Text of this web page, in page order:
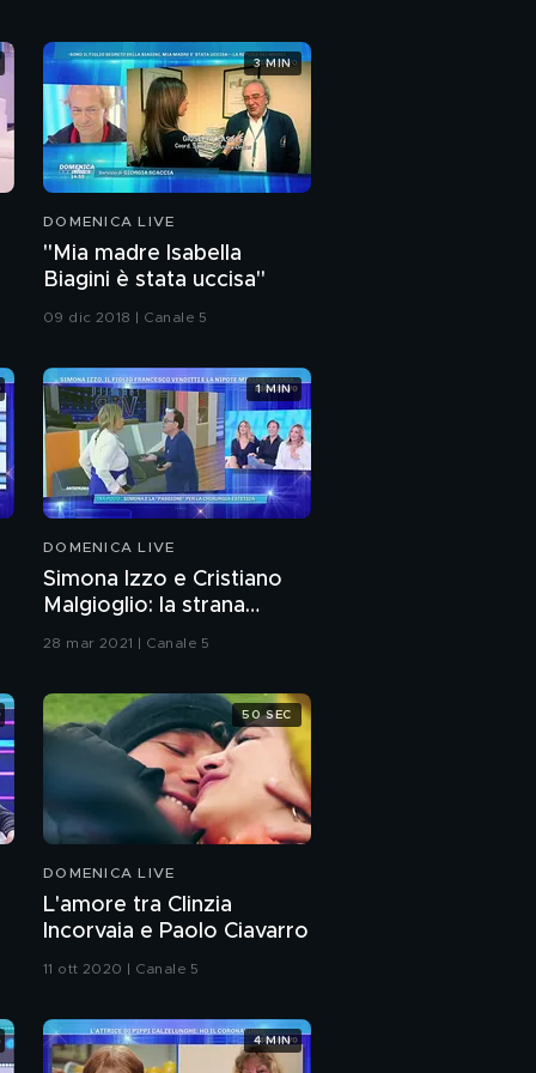
Isola - Akash un
concorrente molto
discusso
Caso Akash, I
testimoni: "Prima erano
neri"
ex amica di Akash
Corona ai domiciliari,
parla la mamma
Corona, le polemiche
non mancano
Caso Corona, "Non
mamme cattive"
Corona
Ieri l'addio a Milva
Cos'è il body
Mauro Coruzzi: ho
perso 30 Kg in 6 mesi
per perdere 40 kg
DOMENICA LIVE
"Mia madre Isabella
Biagini è stata uccisa"
09 dic 2018 | Canale 5
3 MIN
DOMENICA LIVE
Simona Izzo e Cristiano
Malgioglio: la strana
28 mar 2021 | Canale 5
1 MIN
DOMENICA LIVE
L'amore tra Clinzia
Incorvaia e Paolo Ciavarro
11 ott 2020 | Canale 5
50 SEC
4 MIN